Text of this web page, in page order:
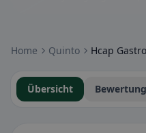
Home Quinto Hcap
Übersicht